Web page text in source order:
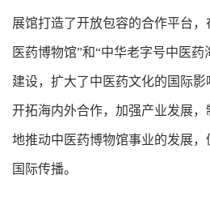
展馆打造了开放包容的合作平台
医药博物馆”和“中华老字号中医
建设，扩大了中医药文化的国际
开拓海内外合作，加强产业发展
地推动中医药博物馆事业的发展
国际传播。